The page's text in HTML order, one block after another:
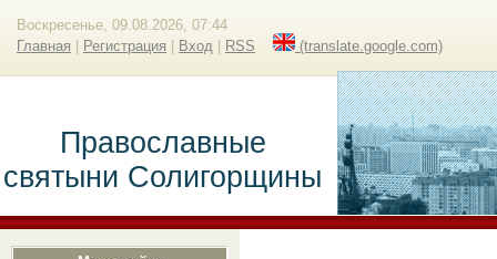
Воскресенье, 09.08.2026, 07:44
Главная
Регистрация Вход RSS (translate.google.com)
Православные
святыни Солигорщины